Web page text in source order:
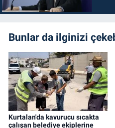
Bunlar da ilginizi
Kurtalan'da kavurucu sıcakta
çalışan belediye ekiplerine